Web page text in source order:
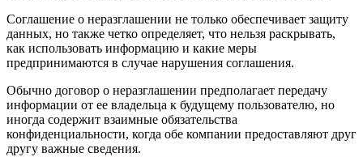
Соглашение о неразглашении не только обеспечивает защиту
данных, но также четко определяет, что нельзя раскрывать,
как использовать информацию и какие меры
предпринимаются в случае нарушения соглашения.
Обычно договор о неразглашении предполагает передачу
информации от ее владельца к будущему пользователю, но
иногда содержит взаимные обязательства
конфиденциальности, когда обе компании предоставляют друг
другу важные сведения.